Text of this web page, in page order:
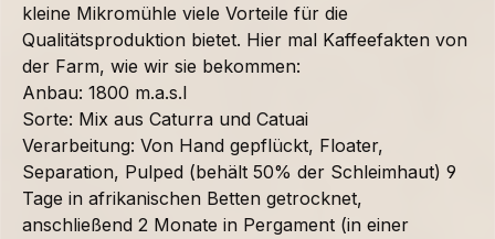
kleine Mikromühle viele Vorteile für die
Qualitätsproduktion bietet. Hier mal Kaffeefakten von
der Farm, wie wir sie bekommen:
Anbau: 1800 m.a.s.l
Sorte: Mix aus Caturra und Catuai
Verarbeitung: Von Hand gepflückt, Floater,
Separation, Pulped (behält 50% der Schleimhaut) 9
Tage in afrikanischen Betten getrocknet,
anschließend 2 Monate in Pergament (in einer